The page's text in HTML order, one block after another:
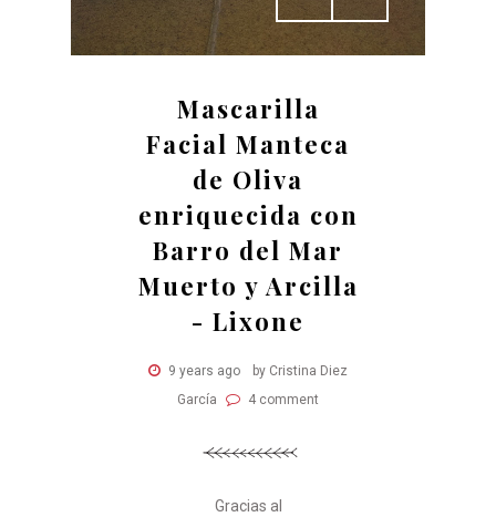
Mascarilla
Facial Manteca
de Oliva
enriquecida con
Barro del Mar
Muerto y Arcilla
- Lixone
9 years ago
by Cristina Diez
García
4 comment
Gracias al